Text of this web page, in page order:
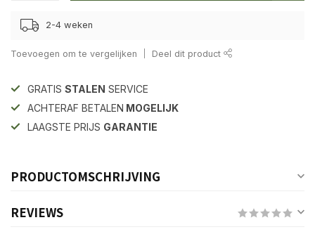
2-4 weken
Toevoegen om te vergelijken Deel dit product
GRATIS STALEN SERVICE
ACHTERAF BETALEN MOGELIJK
LAAGSTE PRIJS GARANTIE
PRODUCTOMSCHRIJVING
REVIEWS